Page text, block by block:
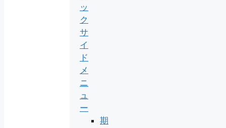
ッ
ク
サ
イ
ド
メ
ニ
ュ
ー
期